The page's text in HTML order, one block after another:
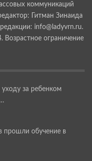
коммуникаций
Гитман Зинаида
info@ladyvrn.ru.
Возрастное ограничение
за ребенком
прошли обучение в